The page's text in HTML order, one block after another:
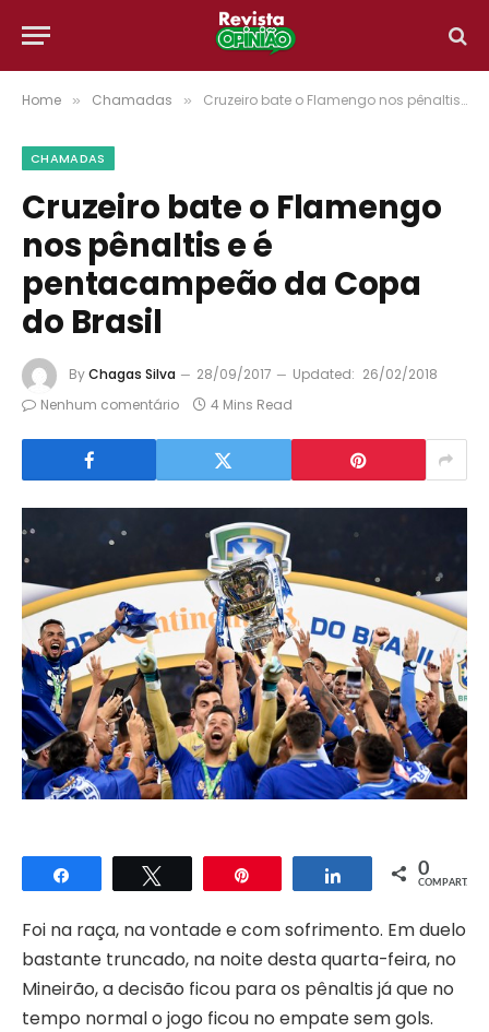
Home » Chamadas » Cruzeiro bate o Flamengo nos pênaltis e é pentacampeão da Copa do Brasil
CHAMADAS
Cruzeiro bate o Flamengo
nos pênaltis e é
pentacampeão da Copa
do Brasil
ByChagas Silva 28/09/2017 Updated: 26/02/2018
Nenhum comentário
4 Mins Read
Compartilhar Compartilhar
0
COMPART.
Foi na raça, na vontade e com sofrimento. Em duelo
bastante truncado, na noite desta quarta-feira, no
Mineirão, a decisão ficou para os pênaltis já que no
tempo normal o jogo ficou no empate sem gols.